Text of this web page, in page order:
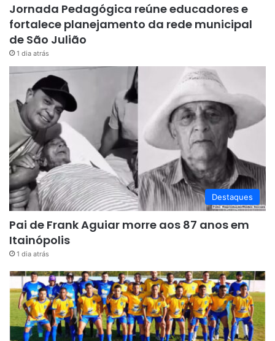
Jornada Pedagógica reúne educadores e
fortalece planejamento da rede municipal
de São Julião
1 dia atrás
Destaques
Pai de Frank Aguiar morre aos 87 anos em
Itainópolis
1 dia atrás